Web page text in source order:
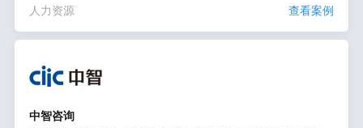
人力资源 查看案例
中智咨询